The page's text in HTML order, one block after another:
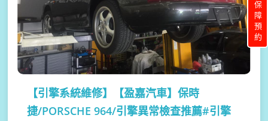
【引擎系統維修】
【盈嘉汽車】保時
捷/PORSCHE 964/引擎異常檢查推薦#引擎
保障預約